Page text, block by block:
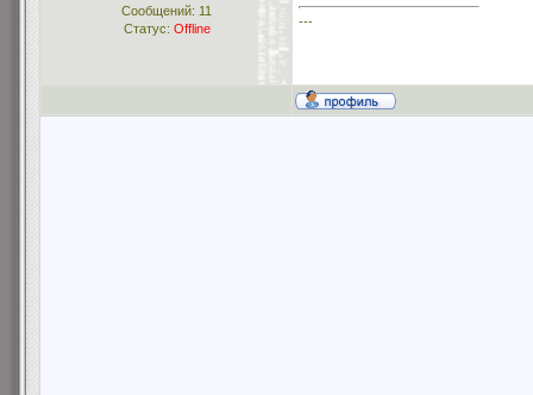
Сообщений: 11
Статус: Offline ---